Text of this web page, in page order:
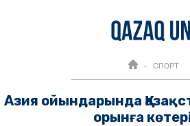
СПОРТ
Азия ойындарында
орынға